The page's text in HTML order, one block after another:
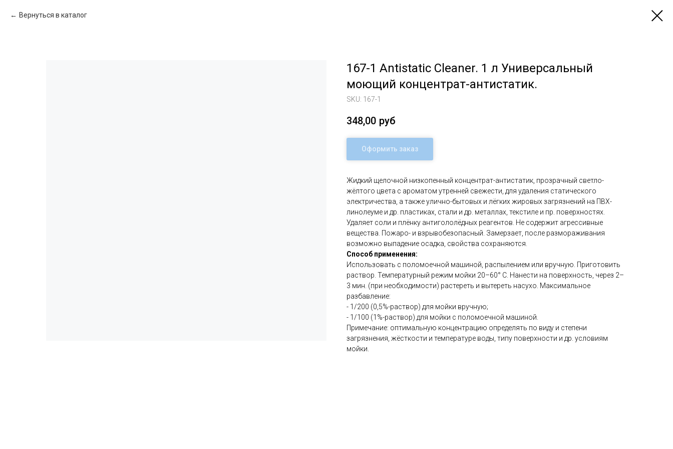
Вернуться в каталог
167-1 Antistatic Cleaner. 1 л Универсальный
моющий концентрат-антистатик.
SKU: 167-1
348,00 руб
Оформить заказ
Жидкий щелочной низкопенный концентрат-антистатик, прозрачный светло-
жёлтого цвета с ароматом утренней свежести, для удаления статического
электричества, а также улично-бытовых и лёгких жировых загрязнений на ПВХ-
линолеуме и др. пластиках, стали и др. металлах, текстиле и пр. поверхностях.
Удаляет соли и плёнку антигололёдных реагентов. Не содержит агрессивные
вещества. Пожаро- и взрывобезопасный. Замерзает, после размораживания
возможно выпадение осадка, свойства сохраняются.
Способ применения:
Использовать с поломоечной машиной, распылением или вручную. Приготовить
раствор. Температурный режим мойки 20–60° С. Нанести на поверхность, через 2–
3 мин. (при необходимости) растереть и вытереть насухо. Максимальное
разбавление:
- 1/200 (0,5%-раствор) для мойки вручную;
- 1/100 (1%-раствор) для мойки с поломоечной машиной.
Примечание: оптимальную концентрацию определять по виду и степени
загрязнения, жёсткости и температуре воды, типу поверхности и др. условиям
мойки.